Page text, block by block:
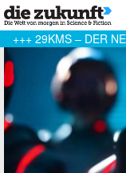
+++ 29KMS – DER